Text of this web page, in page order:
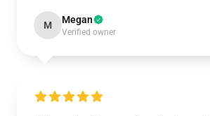
M Megan
Verified owner